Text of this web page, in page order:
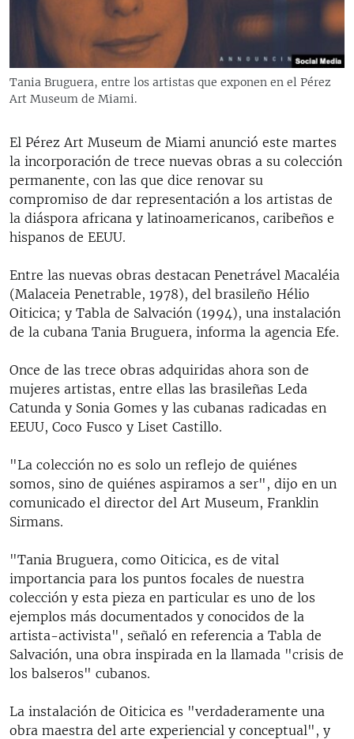
RADIO MARTÍ
ESPECIALES
ESPECIALES
LA REALIDAD DE LA VIVIENDA EN CUBA
KENTU-CUBANO
LOS SANTOS DE HIALEAH
DESINFORMACIÓN RUSA EN AMÉRICA LATINA
LA INVASIÓN DE RUSIA A UCRANIA
MULTIMEDIA
EDITORIALES
SÍGUENOS
Tania Bruguera, entre los artistas que exponen en el Pérez
Art Museum de Miami.
El Pérez Art Museum de Miami anunció este martes
la incorporación de trece nuevas obras a su colección
permanente, con las que dice renovar su
compromiso de dar representación a los artistas de
la diáspora africana y latinoamericanos, caribeños e
hispanos de EEUU.
Entre las nuevas obras destacan Penetrável Macaléia
(Malaceia Penetrable, 1978), del brasileño Hélio
Oiticica; y Tabla de Salvación (1994), una instalación
de la cubana Tania Bruguera, informa la agencia Efe.
Once de las trece obras adquiridas ahora son de
mujeres artistas, entre ellas las brasileñas Leda
Catunda y Sonia Gomes y las cubanas radicadas en
EEUU, Coco Fusco y Liset Castillo.
"La colección no es solo un reflejo de quiénes
somos, sino de quiénes aspiramos a ser", dijo en un
comunicado el director del Art Museum, Franklin
Sirmans.
"Tania Bruguera, como Oiticica, es de vital
importancia para los puntos focales de nuestra
colección y esta pieza en particular es uno de los
ejemplos más documentados y conocidos de la
artista-activista", señaló en referencia a Tabla de
Salvación, una obra inspirada en la llamada "crisis de
los balseros" cubanos.
La instalación de Oiticica es "verdaderamente una
obra maestra del arte experiencial y conceptual", y